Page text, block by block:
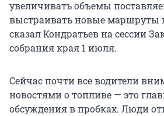
увеличивать объемы
выстраивать новые маршруты
сказал Кондратьев на сессии
собрания края 1 июля.
Сейчас почти все водители
новостями о топливе — это
обсуждения в пробках. Люди